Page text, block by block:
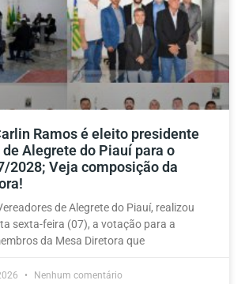
Ramos é eleito presidente
Alegrete do Piauí para o
2028; Veja composição da
de Alegrete do Piauí, realizou
sexta-feira (07), a votação para a
da Mesa Diretora que
Nenhum comentário